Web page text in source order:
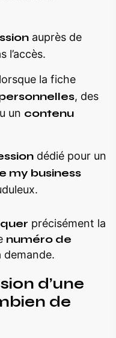
auprès de
l’accès.
lorsque la fiche
, des
un contenu
dédié pour un
my business
précisément la
numéro de
demande.
d’une
de